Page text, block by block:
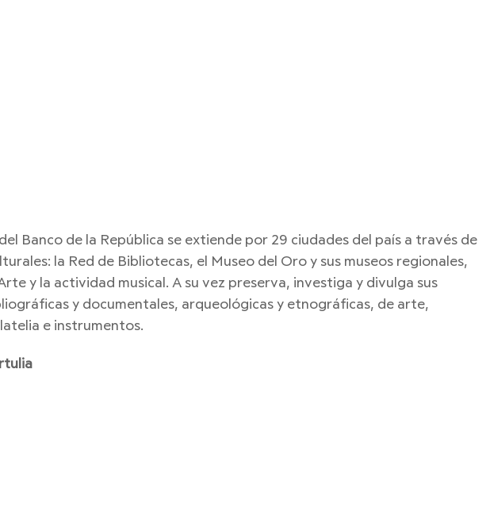
Banco de la República se extiende por 29 ciudades del país a través de
la Red de Bibliotecas, el Museo del Oro y sus museos regionales,
y la actividad musical. A su vez preserva, investiga y divulga sus
y documentales, arqueológicas y etnográficas, de arte,
e instrumentos.